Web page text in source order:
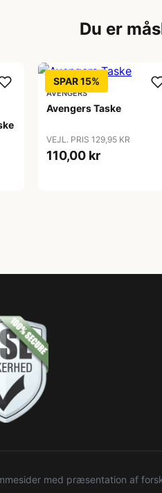
Du er
SPAR 15%
AVENGERS
Avengers Taske
VEJL. PRIS 129,95 KR
110,00 kr
med præsentation af